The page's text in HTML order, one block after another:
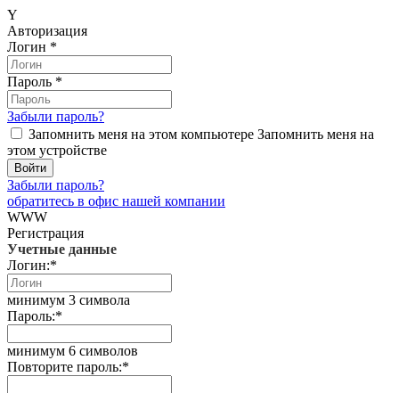
Y
Авторизация
Логин *
Пароль *
Забыли пароль?
Запомнить меня на этом компьютере Запомнить меня на
этом устройстве
Забыли пароль?
обратитесь в офис нашей компании
WWW
Регистрация
Учетные данные
Логин:*
минимум 3 символа
Пароль:*
минимум 6 символов
Повторите пароль:*